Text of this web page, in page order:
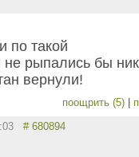
по такой
не рыпались бы
вернули!
поощрить (5)
# 680894